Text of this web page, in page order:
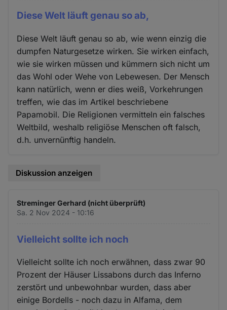
Diese Welt läuft genau so ab,
Diese Welt läuft genau so ab, wie wenn einzig die
dumpfen Naturgesetze wirken. Sie wirken einfach,
wie sie wirken müssen und kümmern sich nicht um
das Wohl oder Wehe von Lebewesen. Der Mensch
kann natürlich, wenn er dies weiß, Vorkehrungen
treffen, wie das im Artikel beschriebene
Papamobil. Die Religionen vermitteln ein falsches
Weltbild, weshalb religiöse Menschen oft falsch,
d.h. unvernünftig handeln.
Diskussion anzeigen
Streminger Gerhard (nicht überprüft)
Sa. 2 Nov 2024 - 10:16
Vielleicht sollte ich noch
Vielleicht sollte ich noch erwähnen, dass zwar 90
Prozent der Häuser Lissabons durch das Inferno
zerstört und unbewohnbar wurden, dass aber
einige Bordells - noch dazu in Alfama, dem